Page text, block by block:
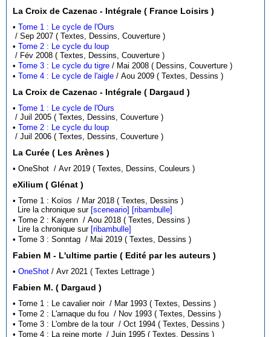
La Croix de Cazenac - Intégrale ( France Loisirs )
•Tome 1 : Le cycle de l'Ours
/ Sep 2007 ( Textes, Dessins, Couverture )
•Tome 2 : Le cycle du loup
/ Fév 2008 ( Textes, Dessins, Couverture )
•Tome 3 : Le cycle du tigre
/ Mai 2008 ( Dessins, Couverture )
•Tome 4 : Le cycle de l'aigle / Aou 2009 ( Textes, Dessins )
La Croix de Cazenac - Intégrale ( Dargaud )
•Tome 1 : Le cycle de l'Ours
/ Juil 2005 ( Textes, Dessins, Couverture )
•Tome 2 : Le cycle du loup
/ Juil 2006 ( Textes, Dessins, Couverture )
La Curée ( Les Arènes )
• OneShot / Avr 2019 ( Textes, Dessins, Couleurs )
eXilium ( Glénat )
• Tome 1 : Koïos / Mar 2018 ( Textes, Dessins )
Lire la chronique sur [sceneario] [ribambulle]
• Tome 2 : Kayenn / Aou 2018 ( Textes, Dessins )
Lire la chronique sur [ribambulle]
• Tome 3 : Sonntag / Mai 2019 ( Textes, Dessins )
Fabien M - L'ultime partie ( Edité par les auteurs )
•OneShot / Avr 2021 ( Textes Lettrage )
Fabien M. ( Dargaud )
• Tome 1 : Le cavalier noir / Mar 1993 ( Textes, Dessins )
• Tome 2 : L'arnaque du fou / Nov 1993 ( Textes, Dessins )
• Tome 3 : L'ombre de la tour / Oct 1994 ( Textes, Dessins )
• Tome 4 : La reine morte / Juin 1995 ( Textes, Dessins )